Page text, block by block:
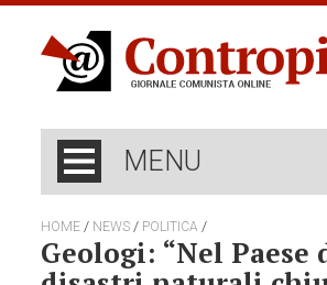
MENU
HOME / NEWS / POLITICA /
Geologi: “Nel Paese